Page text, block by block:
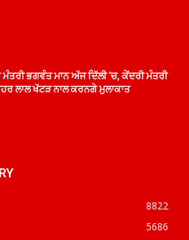
ਮੰਤਰੀ ਭਗਵੰਤ ਮਾਨ ਅੱਜ ਦਿੱਲੀ ’ਚ, ਕੇਂਦਰੀ ਮੰਤਰੀ
ਲਾਲ ਖੱਟੜ ਨਾਲ ਕਰਨਗੇ ਮੁਲਾਕਾਤ
8822
5686